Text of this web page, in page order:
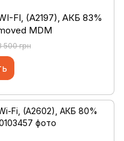
WI-FI, (A2197), АКБ 83%
MDM
500 грн